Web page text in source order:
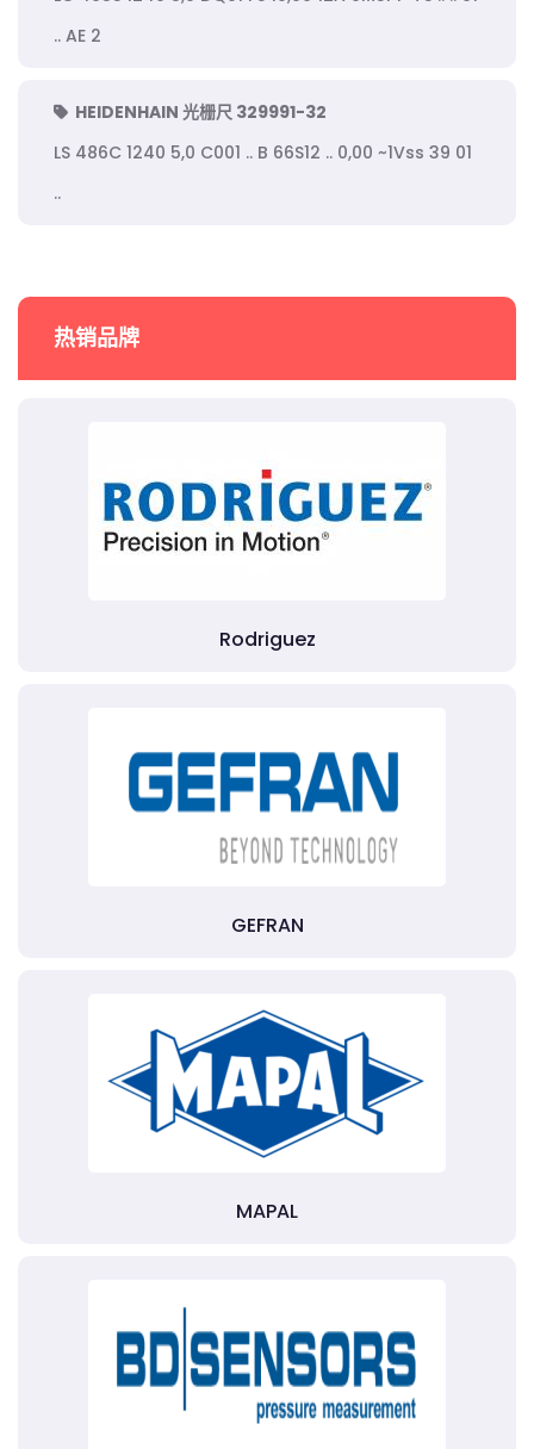
.. AE 2
HEIDENHAIN 光栅尺 329991-32
LS 486C 1240 5,0 C001 .. B 66S12 .. 0,00 ~1Vss 39 01
..
热销品牌
Rodriguez
GEFRAN
MAPAL